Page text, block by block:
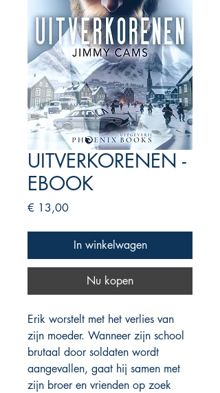
UITVERKORENEN -
EBOOK
€ 13,00Prijs
In winkelwagen
Nu kopen
Erik worstelt met het verlies van
zijn moeder. Wanneer zijn school
brutaal door soldaten wordt
aangevallen, gaat hij samen met
zijn broer en vrienden op zoek